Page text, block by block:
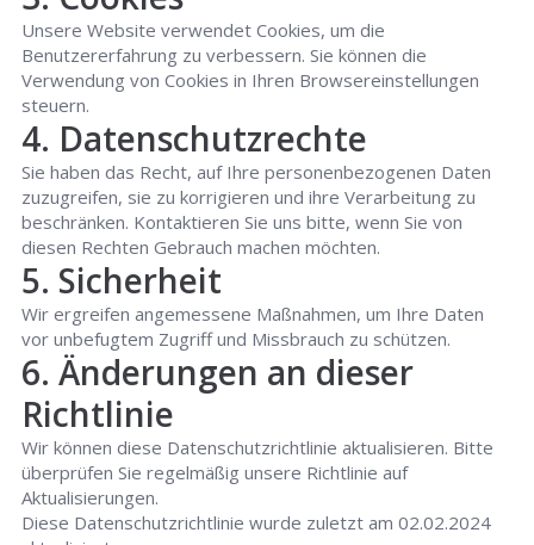
Unsere Website verwendet Cookies, um die
Benutzererfahrung zu verbessern. Sie können die
Verwendung von Cookies in Ihren Browsereinstellungen
steuern.
4. Datenschutzrechte
Sie haben das Recht, auf Ihre personenbezogenen Daten
zuzugreifen, sie zu korrigieren und ihre Verarbeitung zu
beschränken. Kontaktieren Sie uns bitte, wenn Sie von
diesen Rechten Gebrauch machen möchten.
5. Sicherheit
Wir ergreifen angemessene Maßnahmen, um Ihre Daten
vor unbefugtem Zugriff und Missbrauch zu schützen.
6. Änderungen an dieser
Richtlinie
Wir können diese Datenschutzrichtlinie aktualisieren. Bitte
überprüfen Sie regelmäßig unsere Richtlinie auf
Aktualisierungen.
Diese Datenschutzrichtlinie wurde zuletzt am 02.02.2024